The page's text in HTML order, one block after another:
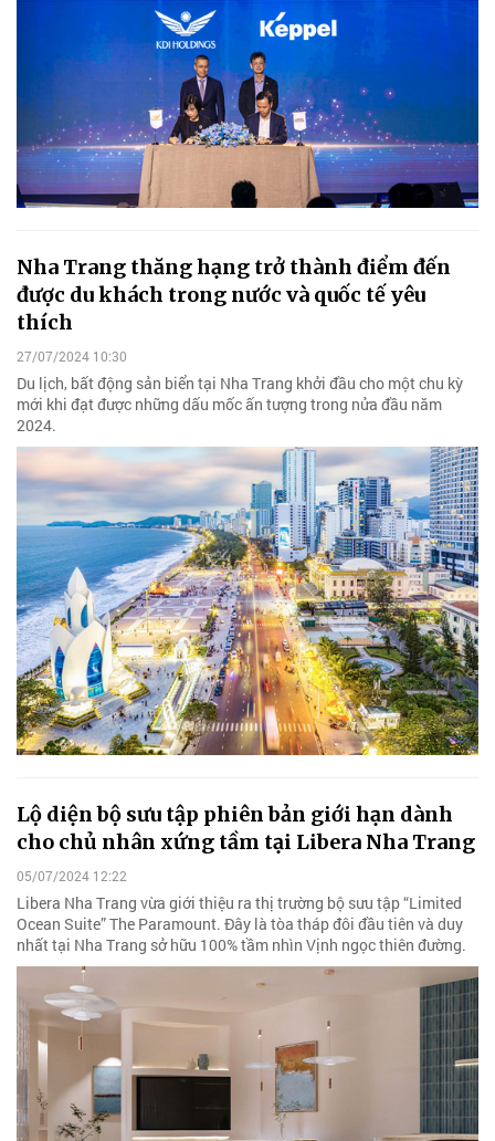
Nha Trang thăng hạng trở thành điểm đến
được du khách trong nước và quốc tế yêu
thích
27/07/2024 10:30
Du lịch, bất động sản biển tại Nha Trang khởi đầu cho một chu kỳ
mới khi đạt được những dấu mốc ấn tượng trong nửa đầu năm
2024.
Lộ diện bộ sưu tập phiên bản giới hạn dành
cho chủ nhân xứng tầm tại Libera Nha Trang
05/07/2024 12:22
Libera Nha Trang vừa giới thiệu ra thị trường bộ sưu tập “Limited
Ocean Suite” The Paramount. Đây là tòa tháp đôi đầu tiên và duy
nhất tại Nha Trang sở hữu 100% tầm nhìn Vịnh ngọc thiên đường.